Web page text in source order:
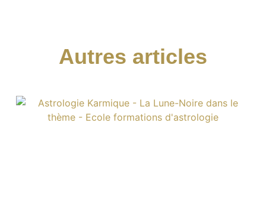
Autres articles